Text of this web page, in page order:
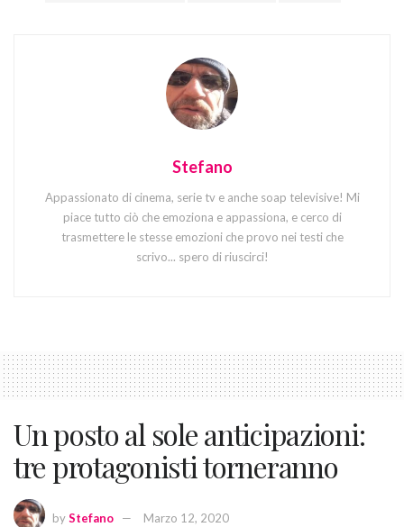
Stefano
Appassionato di cinema, serie tv e anche soap televisive! Mi
piace tutto ciò che emoziona e appassiona, e cerco di
trasmettere le stesse emozioni che provo nei testi che
scrivo... spero di riuscirci!
Un posto al sole anticipazioni:
tre protagonisti torneranno
byStefano Marzo 12, 2020